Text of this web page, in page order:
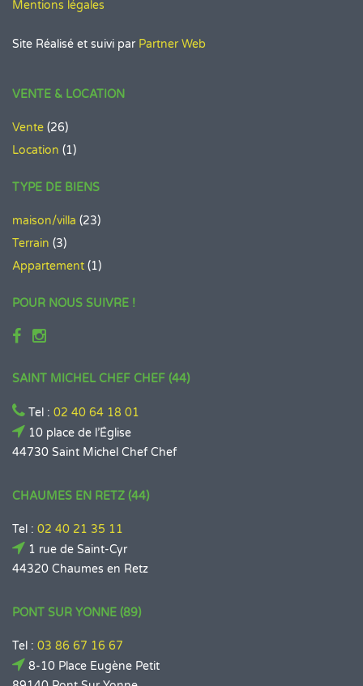
Mentions légales
Site Réalisé et suivi par Partner Web
VENTE & LOCATION
Vente (26)
Location (1)
TYPE DE BIENS
maison/villa (23)
Terrain (3)
Appartement (1)
POUR NOUS SUIVRE !
SAINT MICHEL CHEF CHEF (44)
Tel : 02 40 64 18 01
10 place de l’Église
44730 Saint Michel Chef Chef
CHAUMES EN RETZ (44)
Tel : 02 40 21 35 11
1 rue de Saint-Cyr
44320 Chaumes en Retz
PONT SUR YONNE (89)
Tel : 03 86 67 16 67
8-10 Place Eugène Petit